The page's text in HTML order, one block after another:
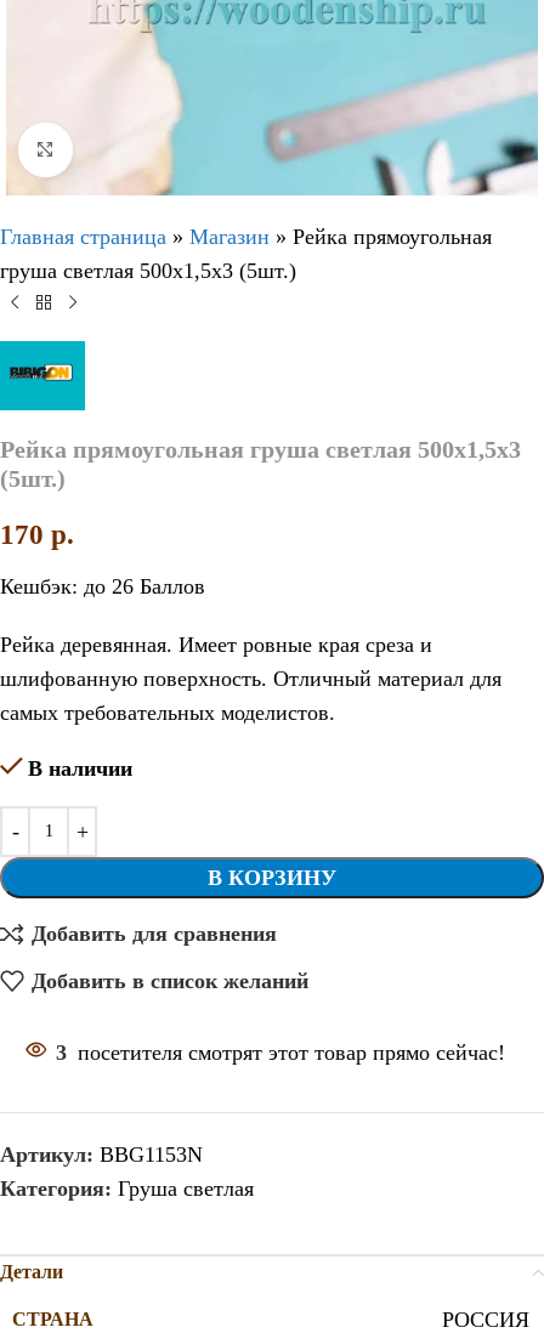
Нажмите, чтобы увеличить
Главная страница » Магазин » Рейка прямоугольная
груша светлая 500х1,5х3 (5шт.)
Рейка прямоугольная груша светлая 500х1,5х3
(5шт.)
170 p.
Кешбэк: до 26 Баллов
Рейка деревянная. Имеет ровные края среза и
шлифованную поверхность. Отличный материал для
самых требовательных моделистов.
В наличии
В КОРЗИНУ
Добавить для сравнения
Добавить в список желаний
3 посетителя смотрят этот товар прямо сейчас!
Артикул: BBG1153N
Категория: Груша светлая
Детали
СТРАНА РОССИЯ